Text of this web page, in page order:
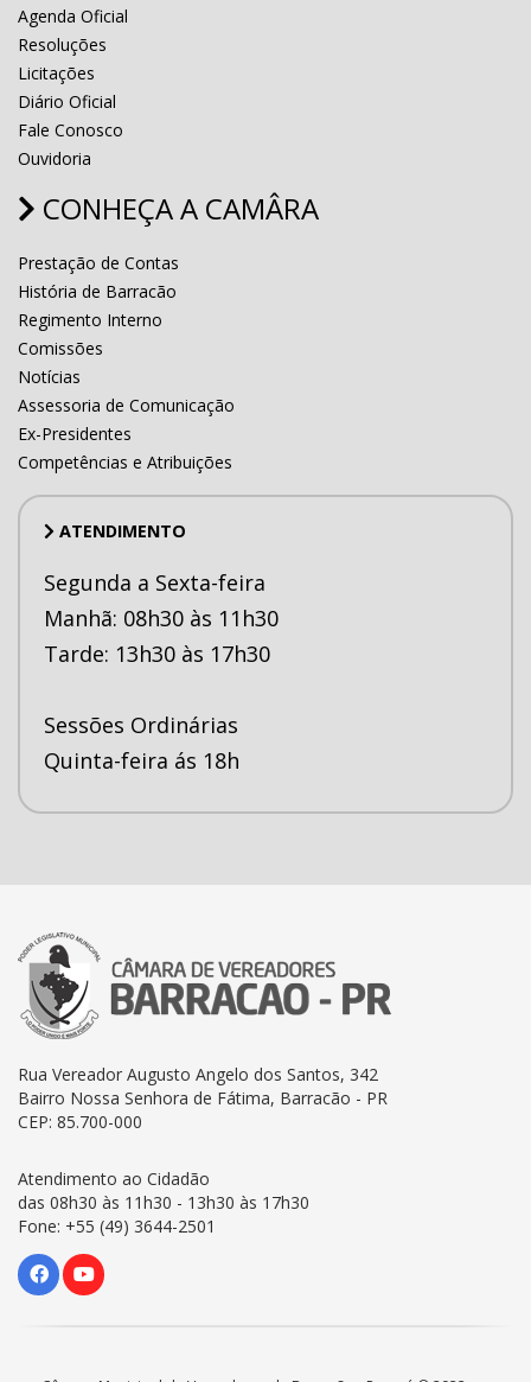
Agenda Oficial
Resoluções
Licitações
Diário Oficial
Fale Conosco
Ouvidoria
CONHEÇA A CAMÂRA
Prestação de Contas
História de Barracão
Regimento Interno
Comissões
Notícias
Assessoria de Comunicação
Ex-Presidentes
Competências e Atribuições
ATENDIMENTO
Segunda a Sexta-feira
Manhã: 08h30 às 11h30
Tarde: 13h30 às 17h30
Sessões Ordinárias
Quinta-feira ás 18h
Rua Vereador Augusto Angelo dos Santos, 342
Bairro Nossa Senhora de Fátima, Barracão - PR
CEP: 85.700-000
Atendimento ao Cidadão
das 08h30 às 11h30 - 13h30 às 17h30
Fone: +55 (49) 3644-2501